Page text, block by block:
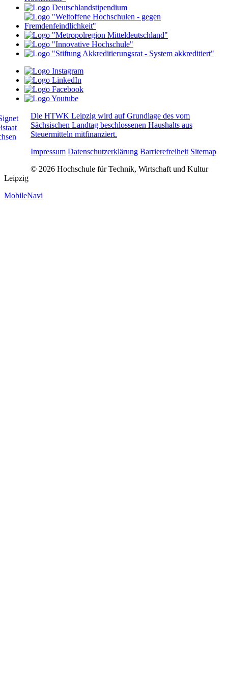
Die HTWK Leipzig wird auf Grundlage des vom
Sächsischen Landtag beschlossenen Haushalts aus
Steuermitteln mitfinanziert.
Impressum Datenschutzerklärung Barrierefreiheit Sitemap
© 2026 Hochschule für Technik, Wirtschaft und Kultur
Leipzig
MobileNavi